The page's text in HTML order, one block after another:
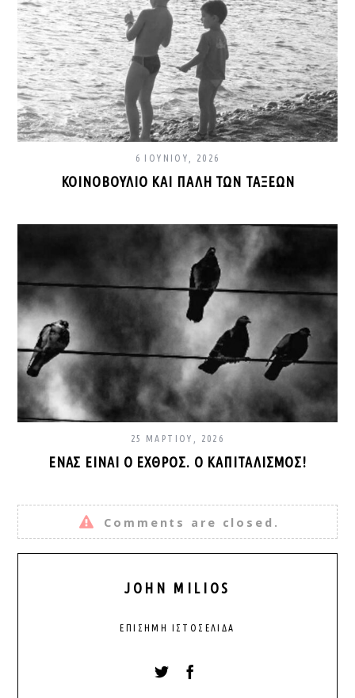
6 ΙΟΥΝΊΟΥ, 2026
ΚΟΙΝΟΒΟΎΛΙΟ ΚΑΙ ΠΆΛΗ ΤΩΝ ΤΆΞΕΩΝ
25 ΜΑΡΤΊΟΥ, 2026
ΈΝΑΣ ΕΊΝΑΙ Ο ΕΧΘΡΌΣ. Ο ΚΑΠΙΤΑΛΙΣΜΌΣ!
Comments are closed.
JOHN MILIOS
ΕΠΊΣΗΜΗ ΙΣΤΟΣΕΛΊΔΑ